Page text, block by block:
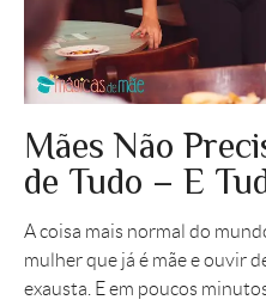
Mães Não
de Tudo – E
A coisa mais normal do
mulher que já é mãe e ouvir
exausta. E em poucos